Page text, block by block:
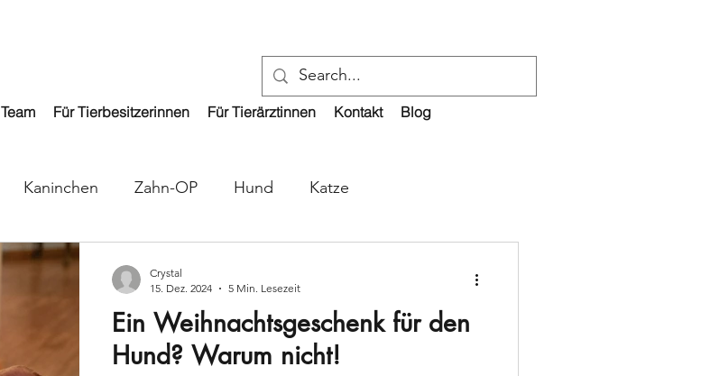
Team Für Tierbesitzerinnen Für Tierärztinnen Kontakt Blog
Kaninchen Zahn-OP Hund Katze
Ein Weihnachtsgeschenk für den
Hund? Warum nicht!
Crystal
15. Dez. 2024
5 Min. Lesezeit